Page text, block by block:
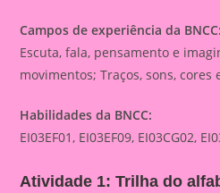
Campos de experiência da BNCC:
Escuta, fala, pensamento e
movimentos; Traços, sons, cores
Habilidades da BNCC:
EI03EF01, EI03EF09, EI03CG02,
Atividade 1: Trilha do